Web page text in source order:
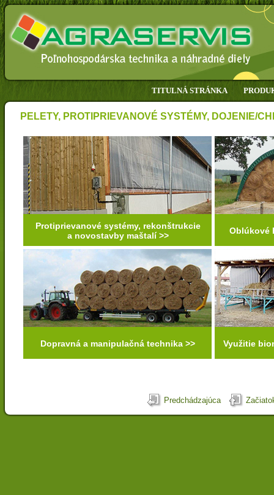
TITULNÁ STRÁNKA
PELETY, PROTIPRIEVANOVÉ SYSTÉMY, DOJENIE/
Protiprievanové systémy, rekonštrukcie
a novostavby maštalí >>
Oblúkové
Dopravná a manipulačná technika >> Využitie
Predchádzajúca